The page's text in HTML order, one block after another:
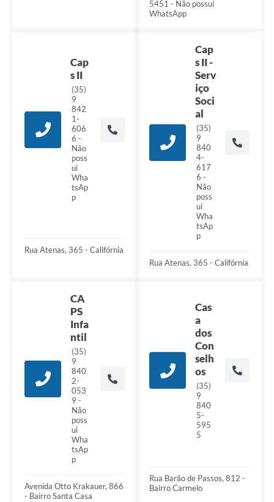
5451 - Não possui
WhatsApp
Cap
s II
(35)
9
842
1-
606
6 -
Não
poss
ui
Wha
tsAp
p
Rua Atenas, 365 - Califórnia
Cap
s II -
Serv
iço
Soci
al
(35)
9
840
4-
617
6 -
Não
poss
ui
Wha
tsAp
p
Rua Atenas, 365 - Califórnia
CA
PS
Infa
ntil
(35)
9
840
2-
053
9 -
Não
poss
ui
Wha
tsAp
p
Avenida Otto Krakauer, 866
- Bairro Santa Casa
Cas
a
dos
Con
selh
os
(35)
9
840
5-
595
5
Rua Barão de Passos, 812 -
Bairro Carmelo